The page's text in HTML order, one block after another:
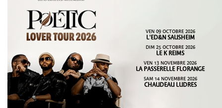
VEN 09 OCTOBRE 2026
L'ED&N SAUSHEIM
DIM 25 OCTOBRE 2026
LE K REIMS
VEN 13 NOVEMBRE 2026
LA PASSERELLE FLORANGE
SAM 14 NOVEMBRE 2026
CHAUDEAU LUDRES